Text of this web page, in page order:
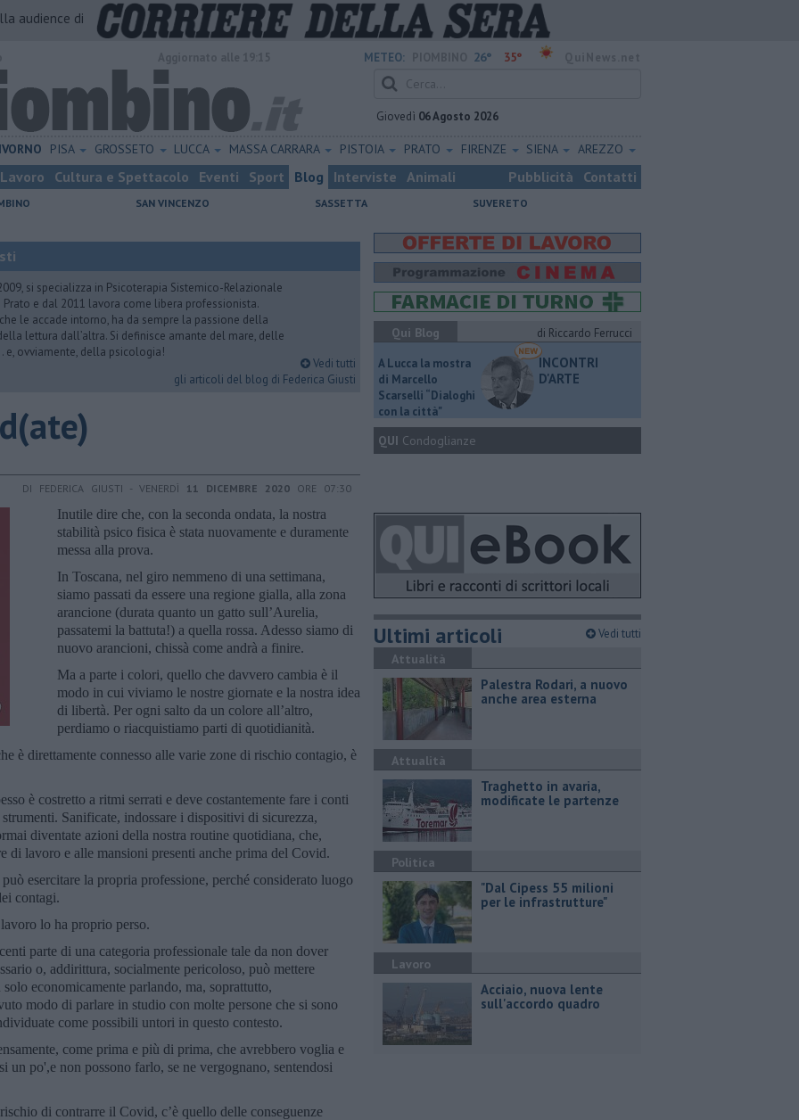
audience di
METEO: 26° 35°
Giovedì 06 Agosto 2026
PISA GROSSETO LUCCA MASSA CARRARA PISTOIA PRATO FIRENZE SIENA AREZZO
Lavoro Cultura e Spettacolo Eventi Sport Blog Interviste Animali Pubblicità Contatti
SAN VINCENZO SASSETTA SUVERETO
si specializza in Psicoterapia Sistemico-Relazionale
Prato e dal 2011 lavora come libera professionista.
le accade intorno, ha da sempre la passione della
lettura dall’altra. Si definisce amante del mare, delle
e, ovviamente, della psicologia!
Vedi tutti
gli articoli del blog di Federica Giusti
DI FEDERICA GIUSTI - VENERDÌ 11 DICEMBRE 2020 ORE 07:30
Inutile dire che, con la seconda ondata, la nostra
stabilità psico fisica è stata nuovamente e duramente
messa alla prova.
In Toscana, nel giro nemmeno di una settimana,
siamo passati da essere una regione gialla, alla zona
arancione (durata quanto un gatto sull’Aurelia,
passatemi la battuta!) a quella rossa. Adesso siamo di
nuovo arancioni, chissà come andrà a finire.
Ma a parte i colori, quello che davvero cambia è il
modo in cui viviamo le nostre giornate e la nostra idea
di libertà. Per ogni salto da un colore all’altro,
perdiamo o riacquistiamo parti di quotidianità.
è direttamente connesso alle varie zone di rischio contagio, è
è costretto a ritmi serrati e deve costantemente fare i conti
Sanificate, indossare i dispositivi di sicurezza,
diventate azioni della nostra routine quotidiana, che,
di lavoro e alle mansioni presenti anche prima del Covid.
esercitare la propria professione, perché considerato luogo
contagi.
lo ha proprio perso.
parte di una categoria professionale tale da non dover
o, addirittura, socialmente pericoloso, può mettere
economicamente parlando, ma, soprattutto,
modo di parlare in studio con molte persone che si sono
come possibili untori in questo contesto.
come prima e più di prima, che avrebbero voglia e
un po',e non possono farlo, se ne vergognano, sentendosi
di contrarre il Covid, c’è quello delle conseguenze
Qui Blog
di Riccardo Ferrucci
A Lucca la mostra
di Marcello
Scarselli “Dialoghi
con la città"
INCONTRI
D'ARTE
QUI Condoglianze
Ultimi articoli Vedi tutti
Attualità
Palestra Rodari, a nuovo
anche area esterna
Attualità
Traghetto in avaria,
modificate le partenze
Politica
"Dal Cipess 55 milioni
per le infrastrutture"
Lavoro
Acciaio, nuova lente
sull'accordo quadro